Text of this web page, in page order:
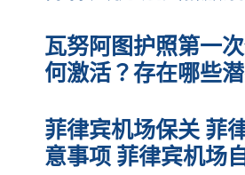
瓦努阿图护照第一
何激活？存在哪些
菲律宾机场保关 菲
意事项 菲律宾机场